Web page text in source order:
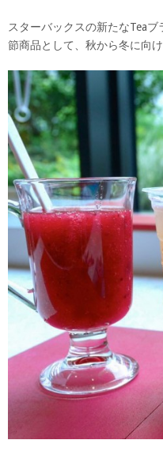
スターバックスの新たなTea
節商品として、秋から冬に向